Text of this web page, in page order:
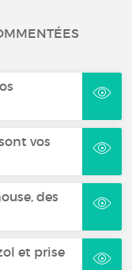
vos
des
et prise